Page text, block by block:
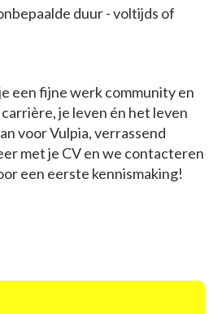
duur - voltijds of
een fijne werk community en
je leven én het leven
voor Vulpia, verrassend
met je CV en we contacteren
een eerste kennismaking!